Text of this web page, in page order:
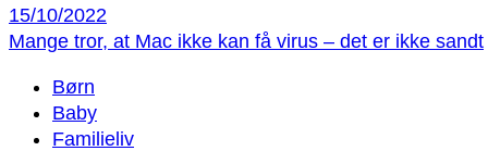
15/10/2022
Mange tror, at Mac ikke kan få virus – det er ikke sandt
Børn
Baby
Familieliv